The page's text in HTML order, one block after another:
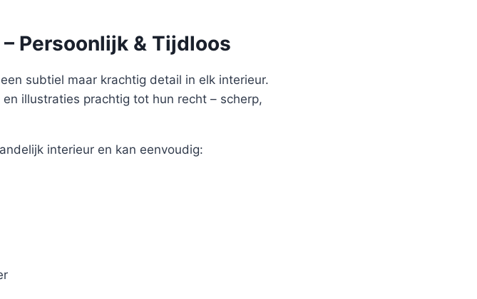
Persoonlijk & Tijdloos
subtiel maar krachtig detail in elk interieur.
illustraties prachtig tot hun recht – scherp,
interieur en kan eenvoudig: